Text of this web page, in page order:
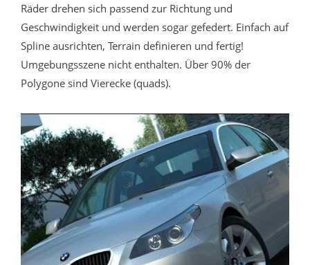
Räder drehen sich passend zur Richtung und
Geschwindigkeit und werden sogar gefedert. Einfach auf
Spline ausrichten, Terrain definieren und fertig!
Umgebungsszene nicht enthalten. Über 90% der
Polygone sind Vierecke (quads).